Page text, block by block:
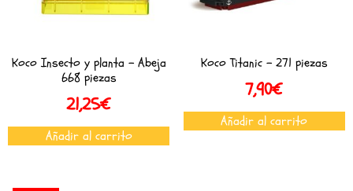
Koco Insecto y planta – Abeja
668 piezas
21,25€
Añadir al carrito
Koco Titanic – 271 piezas
7,90€
Añadir al carrito